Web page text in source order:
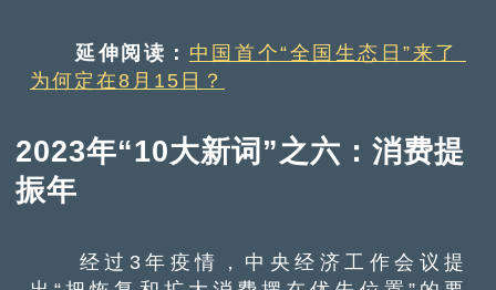
延伸阅读： 中国首个“全国生态日”来了
为何定在8月15日？
2023年“10大新词”之六：消费提
振年
经过3年疫情，中央经济工作会议提